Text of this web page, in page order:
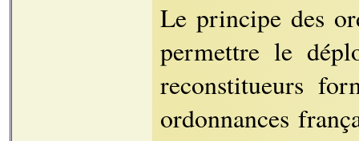
Le principe des
permettre le
reconstitueurs
ordonnances